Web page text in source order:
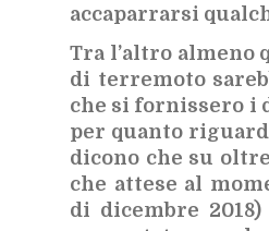
ac­ca­par­rar­si
Tra l’al­tro al­me­no
di ter­re­mo­to
che si for­nis­se­ro i
per quan­to
di­co­no che su
che at­te­se al
di di­cem­bre